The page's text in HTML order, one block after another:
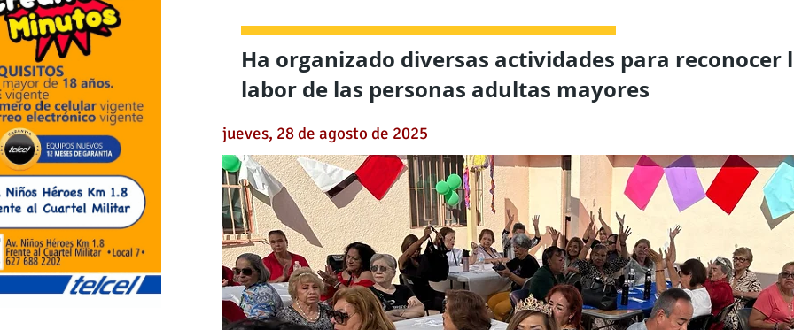
Ha organizado diversas actividades para reconocer
labor de las personas adultas mayores
jueves, 28 de agosto de 2025